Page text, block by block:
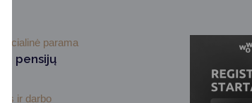
Socialinė parama
pensijų
ir darbo